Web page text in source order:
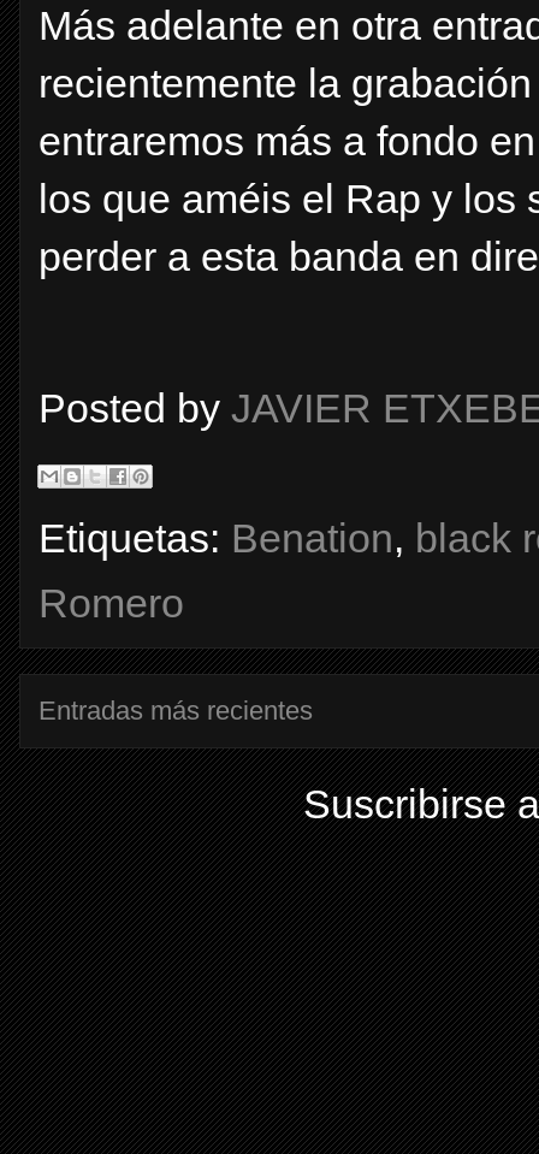
Más adelante en otra
recientemente la
entraremos más a fondo
los que améis el Rap y los
perder a esta banda en
Posted by JAVIER
Etiquetas: Benation, black
Romero
Entradas más recientes
Suscribirse